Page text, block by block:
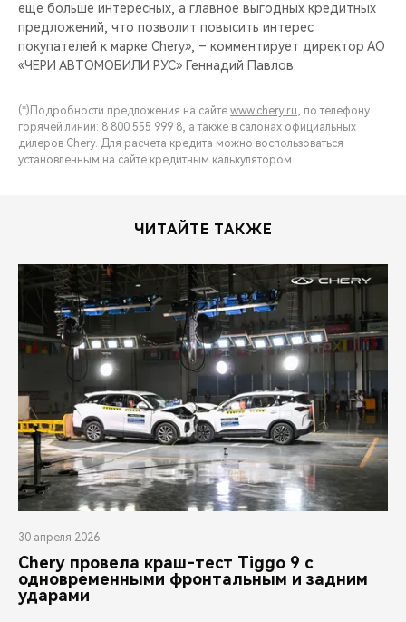
еще больше интересных, а главное выгодных кредитных
предложений, что позволит повысить интерес
покупателей к марке Chery», – комментирует директор АО
«ЧЕРИ АВТОМОБИЛИ РУС» Геннадий Павлов.
(*)Подробности предложения на сайте www.chery.ru, по телефону
горячей линии: 8 800 555 999 8, а также в салонах официальных
дилеров Chery. Для расчета кредита можно воспользоваться
установленным на сайте кредитным калькулятором.
ЧИТАЙТЕ ТАКЖЕ
30 апреля 2026
Chery провела краш-тест Tiggo 9 с
одновременными фронтальным и задним
ударами